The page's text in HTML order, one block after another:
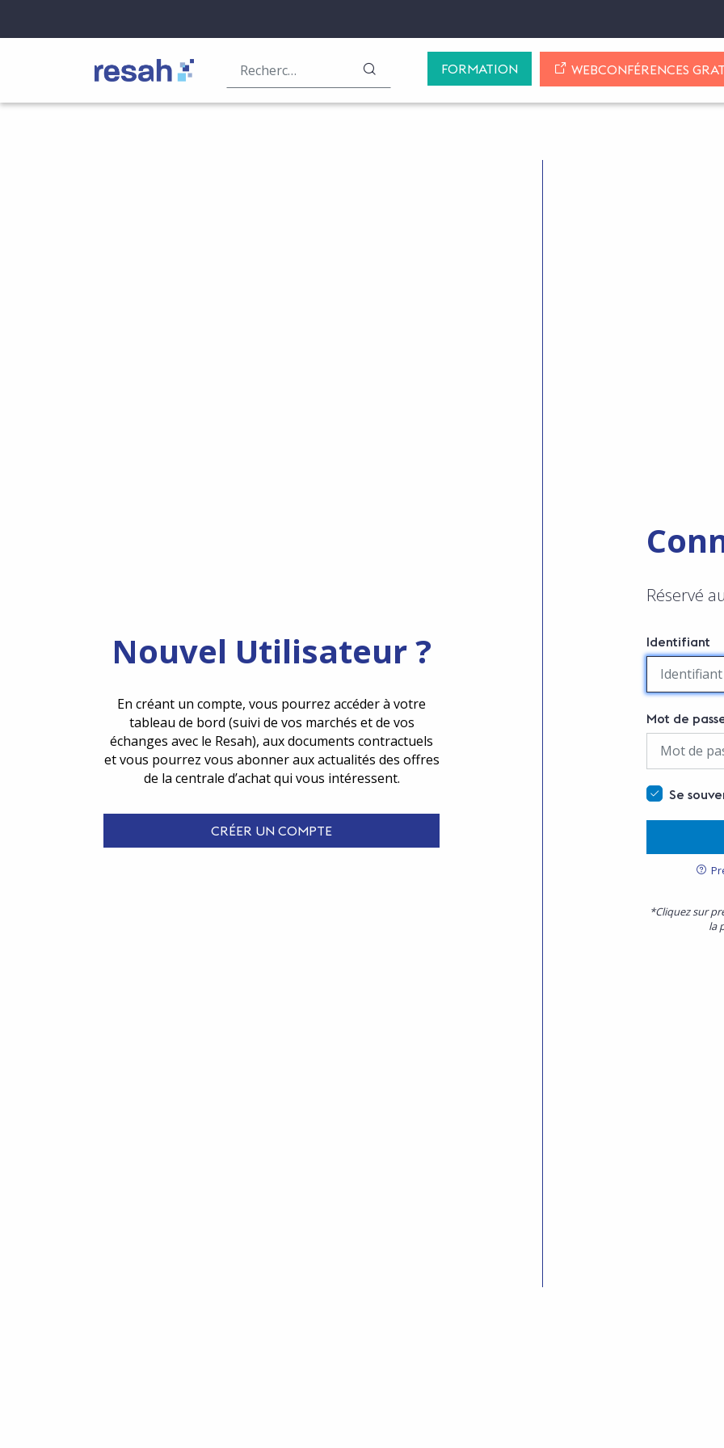
Logo Resah LANCER LA RECHERCHE
FORMATION WEBCONFÉRENCES
Nouvel Utilisateur ?
En créant un compte, vous pourrez accéder à votre
tableau de bord (suivi de vos marchés et de vos
échanges avec le Resah), aux documents contractuels
et vous pourrez vous abonner aux actualités des offres
de la centrale d’achat qui vous intéressent.
CRÉER UN COMPTE
Réservé
Identifiant
Mot de
Se
*Cliquez sur
la